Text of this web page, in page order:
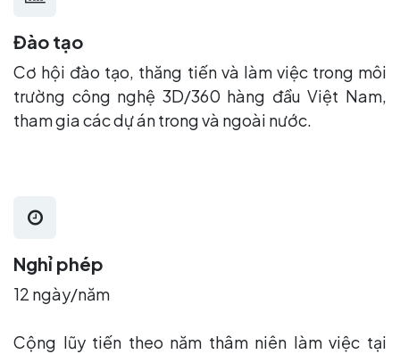
Đào tạo
Cơ hội đào tạo, thăng tiến và làm việc trong môi
trường công nghệ 3D/360 hàng đầu Việt Nam,
tham gia các dự án trong và ngoài nước.
Nghỉ phép
12 ngày/năm
Cộng lũy tiến theo năm thâm niên làm việc tại